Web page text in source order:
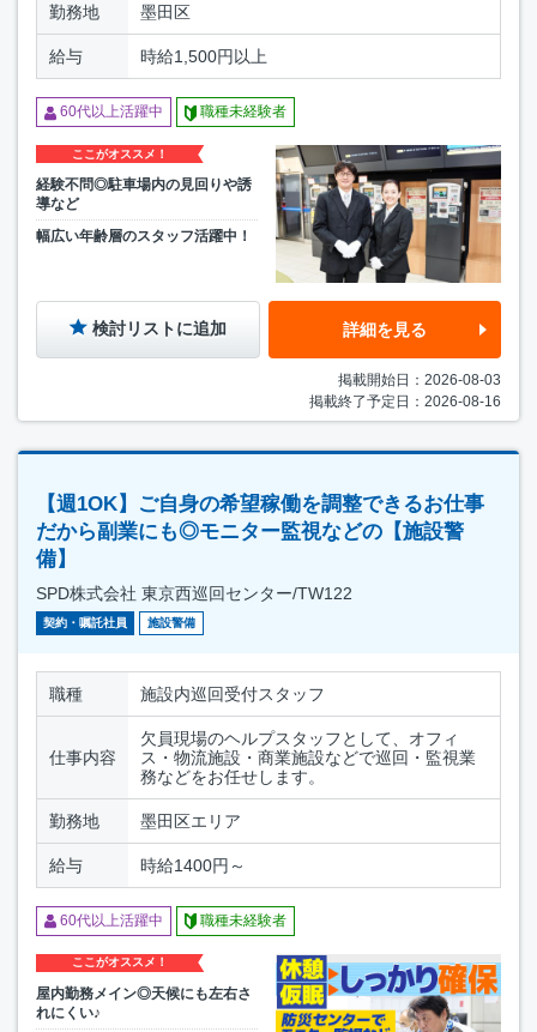
勤務地 墨田区
給与 時給1,500円以上
60代以上活躍中 職種未経験者
ここがオススメ！
経験不問◎駐車場内の見回りや誘
導など
幅広い年齢層のスタッフ活躍中！
検討リストに追加 詳細を見る
掲載開始日：2026-08-03
掲載終了予定日：2026-08-16
【週1OK】ご自身の希望稼働を調整できるお仕事
だから副業にも◎モニター監視などの【施設警
備】
SPD株式会社 東京西巡回センター/TW122
契約・嘱託社員 施設警備
職種 施設内巡回受付スタッフ
仕事内容
欠員現場のヘルプスタッフとして、オフィ
ス・物流施設・商業施設などで巡回・監視業
務などをお任せします。
勤務地 墨田区エリア
給与 時給1400円～
60代以上活躍中 職種未経験者
ここがオススメ！
屋内勤務メイン◎天候にも左右さ
れにくい♪